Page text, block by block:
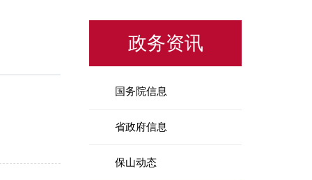
政务资讯
国务院信息
省政府信息
保山动态